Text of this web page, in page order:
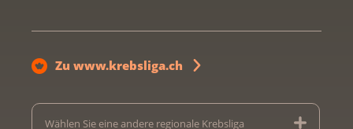
Zu www.krebsliga.ch
Wählen Sie eine andere regionale Krebsliga